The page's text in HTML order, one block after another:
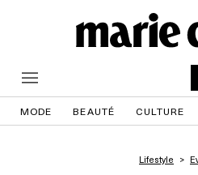
MODE BEAUTÉ CULTURE
Lifestyle